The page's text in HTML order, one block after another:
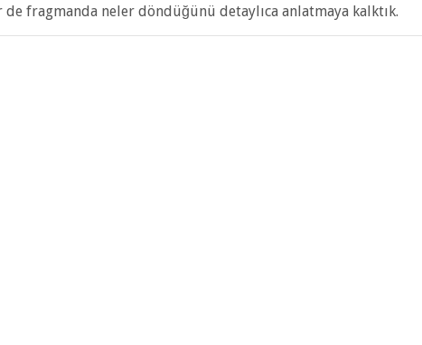
fragmanda neler döndüğünü detaylıca anlatmaya kalktık.